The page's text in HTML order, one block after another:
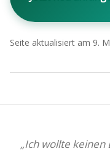
Seite aktualisiert am 9.
„Ich wollte keinen